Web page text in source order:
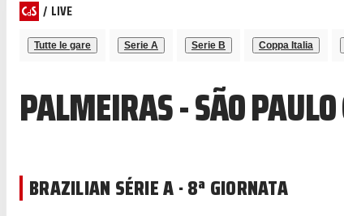
/ LIVE
Tutte le gare Serie A Serie B Coppa Italia
PALMEIRAS - SÃO
BRAZILIAN SÉRIE A · 8ª GIORNATA